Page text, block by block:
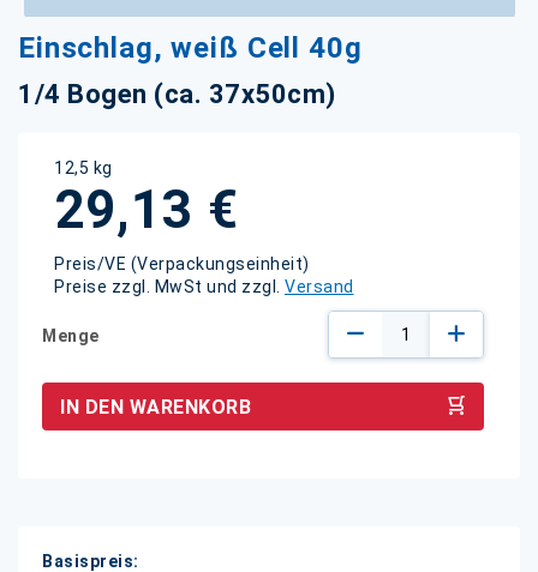
Einschlag, weiß Cell 40g
1/4 Bogen (ca. 37x50cm)
12,5 kg
29,13 €
Preis/VE (Verpackungseinheit)
Preise zzgl. MwSt und zzgl. Versand
Menge
IN DEN WARENKORB
Weitere
Zum
Anfang
der
Bildgalerie